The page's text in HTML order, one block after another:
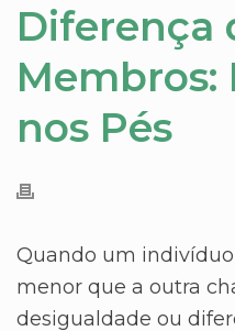
Diferença
nos Pés
Quando um
menor que a outra
desigualdade ou